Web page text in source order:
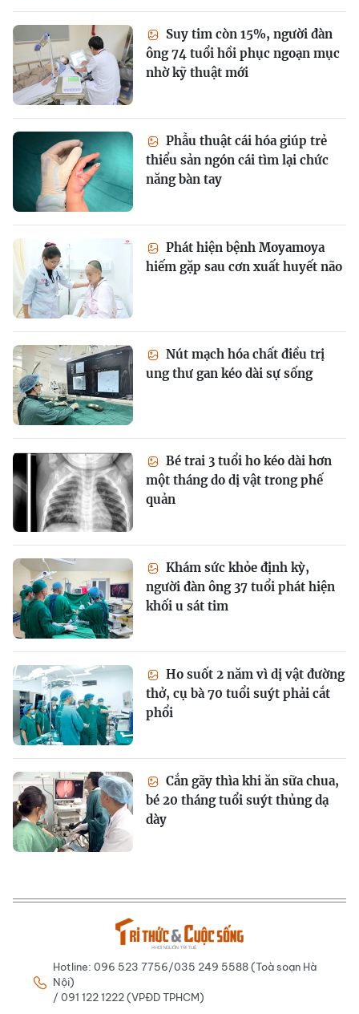
Suy tim còn 15%, người đàn
ông 74 tuổi hồi phục ngoạn mục
nhờ kỹ thuật mới
Phẫu thuật cái hóa giúp trẻ
thiểu sản ngón cái tìm lại chức
năng bàn tay
Phát hiện bệnh Moyamoya
hiếm gặp sau cơn xuất huyết não
Nút mạch hóa chất điều trị
ung thư gan kéo dài sự sống
Bé trai 3 tuổi ho kéo dài hơn
một tháng do dị vật trong phế
quản
Khám sức khỏe định kỳ,
người đàn ông 37 tuổi phát hiện
khối u sát tim
Ho suốt 2 năm vì dị vật đường
thở, cụ bà 70 tuổi suýt phải cắt
phổi
Cắn gãy thìa khi ăn sữa chua,
bé 20 tháng tuổi suýt thủng dạ
dày
Hotline: 096 523 7756/035 249 5588 (Toà soạn Hà
Nội)
/ 091 122 1222 (VPĐD TPHCM)